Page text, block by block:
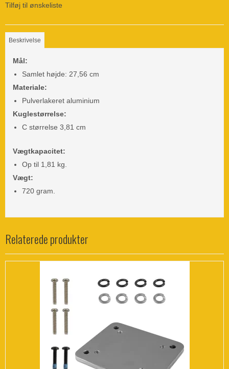
Tilføj til ønskeliste
Beskrivelse
Mål:
Samlet højde: 27,56 cm
Materiale:
Pulverlakeret aluminium
Kuglestørrelse:
C størrelse 3,81 cm
Vægtkapacitet:
Op til 1,81 kg.
Vægt:
720 gram.
Relaterede produkter